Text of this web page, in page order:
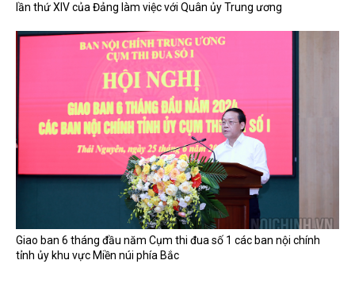
lần thứ XIV của Đảng làm việc với Quân ủy Trung ương
Giao ban 6 tháng đầu năm Cụm thi đua số 1 các ban nội chính
tỉnh ủy khu vực Miền núi phía Bắc